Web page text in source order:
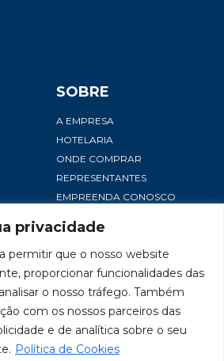
privacidade
permitir que o nosso website
proporcionar funcionalidades das
o nosso tráfego. Também
com os nossos parceiros das
e de analítica sobre o seu
Política de Cookies
SOBRE
A EMPRESA
HOTELARIA
ONDE COMPRAR
REPRESENTANTES
EMPREENDA CONOSCO
SAC
CONTATO
TRABALHE CONOSCO
POLÍTICA DE PRIVACIDADE